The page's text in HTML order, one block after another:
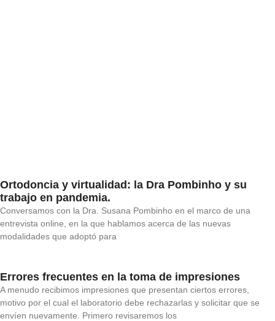
Ortodoncia y virtualidad: la Dra Pombinho y su
trabajo en pandemia.
Conversamos con la Dra. Susana Pombinho en el marco de una
entrevista online, en la que hablamos acerca de las nuevas
modalidades que adoptó para
Errores frecuentes en la toma de impresiones
A menudo recibimos impresiones que presentan ciertos errores,
motivo por el cual el laboratorio debe rechazarlas y solicitar que se
envíen nuevamente. Primero revisaremos los